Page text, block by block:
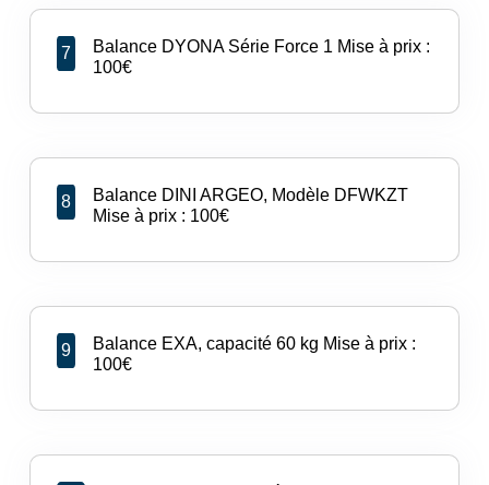
7
Balance DYONA Série Force 1 Mise à prix :
100€
8
Balance DINI ARGEO, Modèle DFWKZT
Mise à prix : 100€
9
Balance EXA, capacité 60 kg Mise à prix :
100€